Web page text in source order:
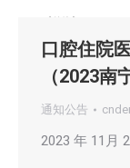
口腔住院
（2023南
通知公告
2023 年 11月